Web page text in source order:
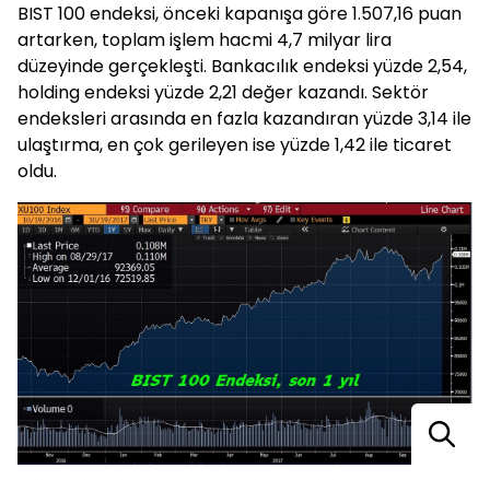
BIST 100 endeksi, önceki kapanışa göre 1.507,16 puan
artarken, toplam işlem hacmi 4,7 milyar lira
düzeyinde gerçekleşti. Bankacılık endeksi yüzde 2,54,
holding endeksi yüzde 2,21 değer kazandı. Sektör
endeksleri arasında en fazla kazandıran yüzde 3,14 ile
ulaştırma, en çok gerileyen ise yüzde 1,42 ile ticaret
oldu.